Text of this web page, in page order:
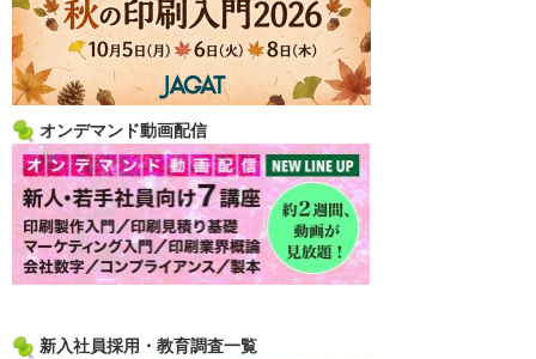
オンデマンド動画配信
新入社員採用・教育調査一覧